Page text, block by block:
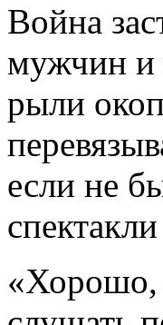
Война
мужчин и
рыли
если не
«Хорошо,